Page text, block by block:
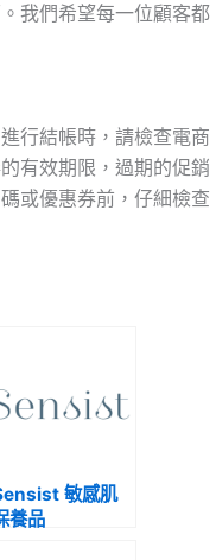
我們希望每一位顧客都
行結帳時，請檢查電商
有效期限，過期的促銷
或優惠券前，仔細檢查
敏感肌
養品